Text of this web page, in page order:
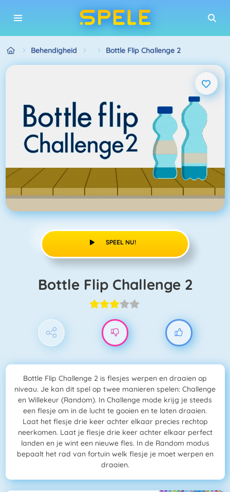
Behendigheid Bottle Flip Challenge 2
SPEEL NU!
Bottle Flip Challenge 2
Bottle Flip Challenge 2 is flesjes werpen en draaien op
niveau. Je kan dit spel op twee manieren spelen: Challenge
en Willekeur (Random). In Challenge mode krijg je steeds
een flesje om in de lucht te gooien en te laten draaien.
Laat het flesje drie keer achter elkaar precies rechtop
neerkomen. Laat je flesje drie keer achter elkaar perfect
landen en je wint een nieuwe fles. In de Random modus
bepaalt het rad van fortuin welk flesje je moet werpen en
draaien.